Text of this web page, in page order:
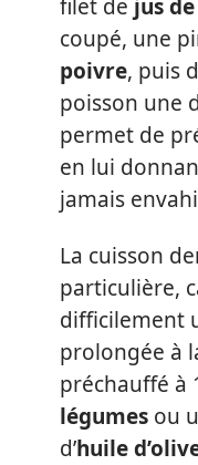
filet de jus
coupé, une
poivre, puis
poisson une
permet de
en lui
jamais
La cuisson
particulière,
difficilement
prolongée à
préchauffé à
légumes ou
d’huile